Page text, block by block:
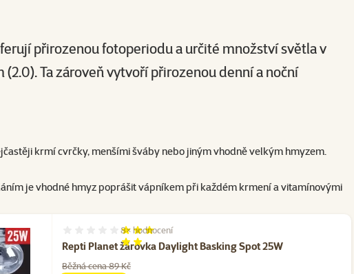
přirozenou fotoperiodu a určité množství světla v
Ta zároveň vytvoří přirozenou denní a noční
krmí cvrčky, menšími šváby nebo jiným vhodně velkým hmyzem.
je vhodné hmyz poprášit vápníkem při každém krmení a vitamínovými
Repti Planet žárovka Daylight Basking Spot 25W
Hodnocení 75%, počet hodnocení: 8
8× hodnocení
Běžná cena 89 Kč